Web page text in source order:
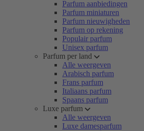
Parfum aanbiedingen
Parfum miniaturen
Parfum nieuwigheden
Parfum op rekening
Populair parfum
Unisex parfum
Parfum per land
Alle weergeven
Arabisch parfum
Frans parfum
Italiaans parfum
Spaans parfum
Luxe parfum
Alle weergeven
Luxe damesparfum